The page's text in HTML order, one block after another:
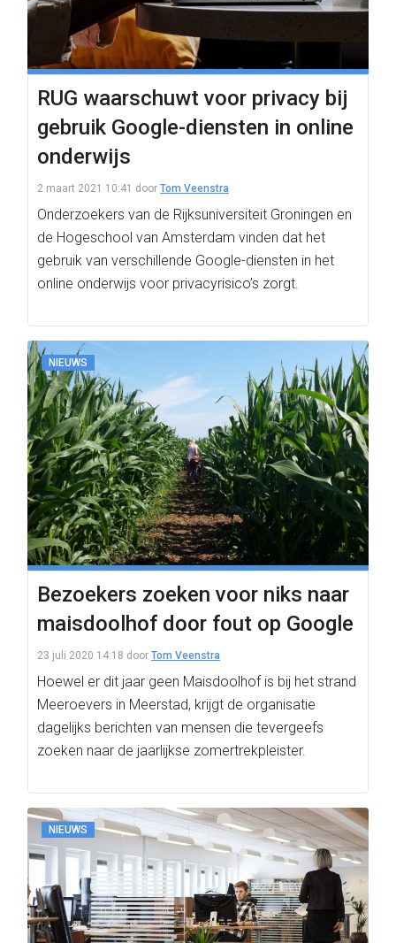
RUG waarschuwt voor privacy bij
gebruik Google-diensten in online
onderwijs
2 maart 2021 10:41 door Tom Veenstra
Onderzoekers van de Rijksuniversiteit Groningen en
de Hogeschool van Amsterdam vinden dat het
gebruik van verschillende Google-diensten in het
online onderwijs voor privacyrisico’s zorgt.
NIEUWS
Bezoekers zoeken voor niks naar
maisdoolhof door fout op Google
23 juli 2020 14:18 door Tom Veenstra
Hoewel er dit jaar geen Maisdoolhof is bij het strand
Meeroevers in Meerstad, krijgt de organisatie
dagelijks berichten van mensen die tevergeefs
zoeken naar de jaarlijkse zomertrekpleister.
NIEUWS